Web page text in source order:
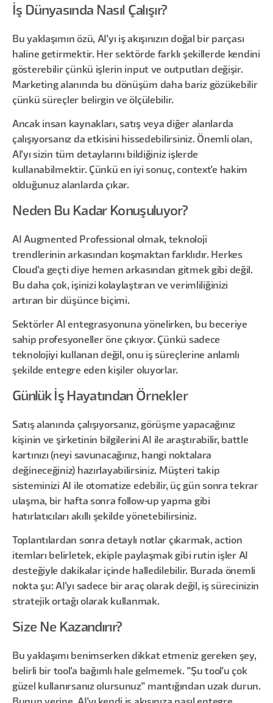
İş Dünyasında Nasıl Çalışır?
Bu yaklaşımın özü, AI'yı iş akışınızın doğal bir parçası
haline getirmektir. Her sektörde farklı şekillerde kendini
gösterebilir çünkü işlerin input ve outputları değişir.
Marketing alanında bu dönüşüm daha bariz gözükebilir
çünkü süreçler belirgin ve ölçülebilir.
Ancak insan kaynakları, satış veya diğer alanlarda
çalışıyorsanız da etkisini hissedebilirsiniz. Önemli olan,
AI'yı sizin tüm detaylarını bildiğiniz işlerde
kullanabilmektir. Çünkü en iyi sonuç, context'e hakim
olduğunuz alanlarda çıkar.
Neden Bu Kadar Konuşuluyor?
AI Augmented Professional olmak, teknoloji
trendlerinin arkasından koşmaktan farklıdır. Herkes
Cloud'a geçti diye hemen arkasından gitmek gibi değil.
Bu daha çok, işinizi kolaylaştıran ve verimliliğinizi
artıran bir düşünce biçimi.
Sektörler AI entegrasyonuna yönelirken, bu beceriye
sahip profesyoneller öne çıkıyor. Çünkü sadece
teknolojiyi kullanan değil, onu iş süreçlerine anlamlı
şekilde entegre eden kişiler oluyorlar.
Günlük İş Hayatından Örnekler
Satış alanında çalışıyorsanız, görüşme yapacağınız
kişinin ve şirketinin bilgilerini AI ile araştırabilir, battle
kartınızı (neyi savunacağınız, hangi noktalara
değineceğiniz) hazırlayabilirsiniz. Müşteri takip
sisteminizi AI ile otomatize edebilir, üç gün sonra tekrar
ulaşma, bir hafta sonra follow-up yapma gibi
hatırlatıcıları akıllı şekilde yönetebilirsiniz.
Toplantılardan sonra detaylı notlar çıkarmak, action
itemları belirletek, ekiple paylaşmak gibi rutin işler AI
desteğiyle dakikalar içinde halledilebilir. Burada önemli
nokta şu: AI'yı sadece bir araç olarak değil, iş sürecinizin
stratejik ortağı olarak kullanmak.
Size Ne Kazandırır?
Bu yaklaşımı benimserken dikkat etmeniz gereken şey,
belirli bir tool'a bağımlı hale gelmemek. "Şu tool'u çok
güzel kullanırsanız olursunuz" mantığından uzak durun.